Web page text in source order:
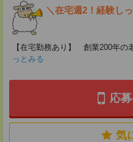
＼在宅週2！経験し
【在宅勤務あり】 創業200年の
っとみる
応
気